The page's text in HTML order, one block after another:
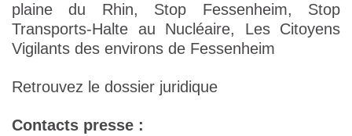
plaine du Rhin, Stop Fessenheim, Stop
Transports-Halte au Nucléaire, Les Citoyens
Vigilants des environs de Fessenheim
Retrouvez le dossier juridique
Contacts presse :